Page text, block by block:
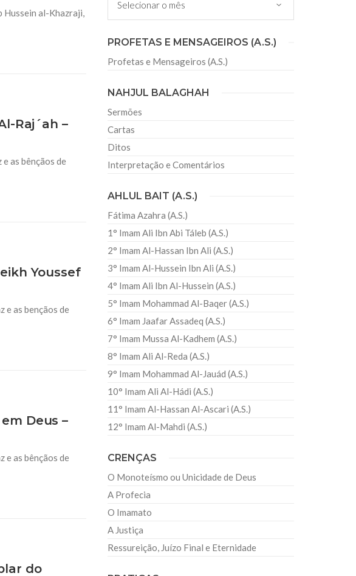
de sexta-feira da Mesquita do Brás – Pontos
sobre a vida sagrada do Profeta Mohammad
– Sheikh Badri Muawyiah – 12/04/2019
com seus purificados Ahlul Bait
Hussein al-Khazraji,
Raj´ah –
as bênçãos de
Youssef
e as bençãos de
Deus –
e as bênçãos de
do
PROFETAS E MENSAGEIROS (A.S.)
Profetas e Mensageiros (A.S.)
NAHJUL BALAGHAH
Sermões
Cartas
Ditos
Interpretação e Comentários
AHLUL BAIT (A.S.)
Fátima Azahra (A.S.)
1° Imam Ali Ibn Abi Táleb (A.S.)
2° Imam Al-Hassan Ibn Ali (A.S.)
3° Imam Al-Hussein Ibn Ali (A.S.)
4° Imam Ali Ibn Al-Hussein (A.S.)
5° Imam Mohammad Al-Baqer (A.S.)
6° Imam Jaafar Assadeq (A.S.)
7° Imam Mussa Al-Kadhem (A.S.)
8° Imam Ali Al-Reda (A.S.)
9° Imam Mohammad Al-Jauád (A.S.)
10° Imam Ali Al-Hádi (A.S.)
11° Imam Al-Hassan Al-Ascari (A.S.)
12° Imam Al-Mahdi (A.S.)
CRENÇAS
O Monoteísmo ou Unicidade de Deus
A Profecia
O Imamato
A Justiça
Ressureição, Juízo Final e Eternidade